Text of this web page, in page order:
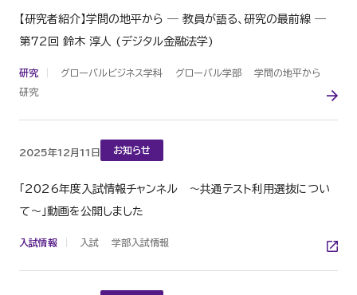
【研究者紹介】学問の地平から ― 教員が語る、研究の最前線 ―
第72回 鈴木 淳人 (デジタル金融法学)
研究 グローバルビジネス学科 グローバル学部
学問の地平から
研究
2025年12月11日 お知らせ
「2026年度入試情報チャンネル ～共通テスト利用選抜につい
て～」動画を公開しました
入試情報 入試 学部入試情報